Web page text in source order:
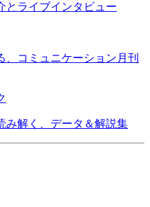
とライブインタビュー
コミュニケーション月刊
み解く、データ＆解説集